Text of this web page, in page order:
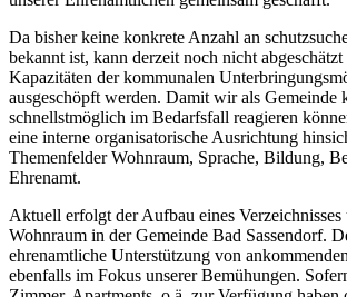
Da bisher keine konkrete Anzahl an
bekannt ist, kann derzeit noch nicht
Kapazitäten der kommunalen
ausgeschöpft werden. Damit wir als Gemeinde
schnellstmöglich im Bedarfsfall reagieren
eine interne organisatorische Ausrichtung
Themenfelder Wohnraum, Sprache, Bildung,
Ehrenamt.
Aktuell erfolgt der Aufbau eines Verzeichnisses
Wohnraum in der Gemeinde Bad Sassendorf.
ehrenamtliche Unterstützung von
ebenfalls im Fokus unserer Bemühungen.